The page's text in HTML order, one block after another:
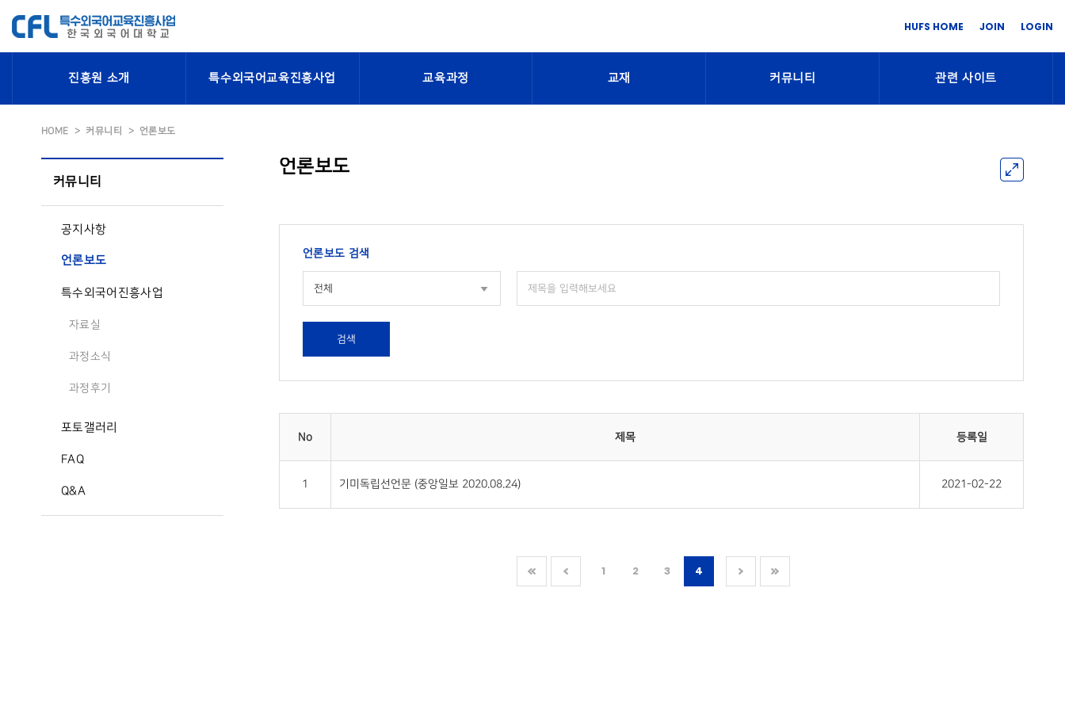
HUFS HOME JOIN LOGIN
진흥원 소개 특수외국어교육진흥사업 교육과정 교재 커뮤니티 관련 사이트
HOME 커뮤니티 언론보도
커뮤니티
공지사항
언론보도
특수외국어진흥사업
자료실
과정소식
과정후기
포토갤러리
FAQ
Q&A
언론보도
언론보도 검색
전체
검색
No 제목 등록일
1 기미독립선언문 (중앙일보 2020.08.24) 2021-02-22
1 2 3 4